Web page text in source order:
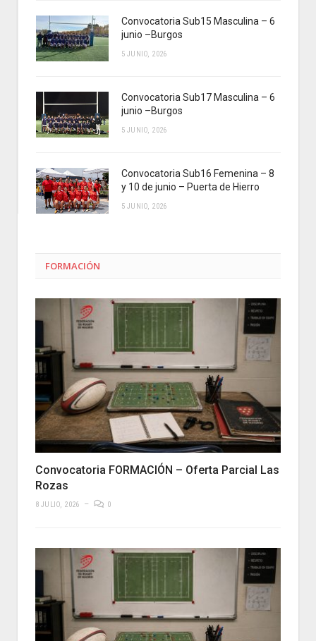
Convocatoria Sub15 Masculina – 6
junio –Burgos
5 JUNIO, 2026
Convocatoria Sub17 Masculina – 6
junio –Burgos
5 JUNIO, 2026
Convocatoria Sub16 Femenina – 8
y 10 de junio – Puerta de Hierro
5 JUNIO, 2026
FORMACIÓN
Convocatoria FORMACIÓN – Oferta Parcial Las
Rozas
8 JULIO, 2026 0